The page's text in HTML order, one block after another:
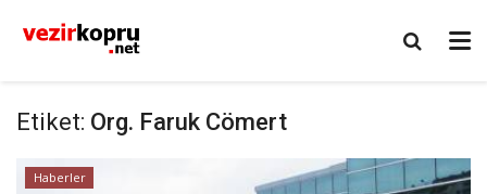
Etiket: Org. Faruk Cömert
Haberler